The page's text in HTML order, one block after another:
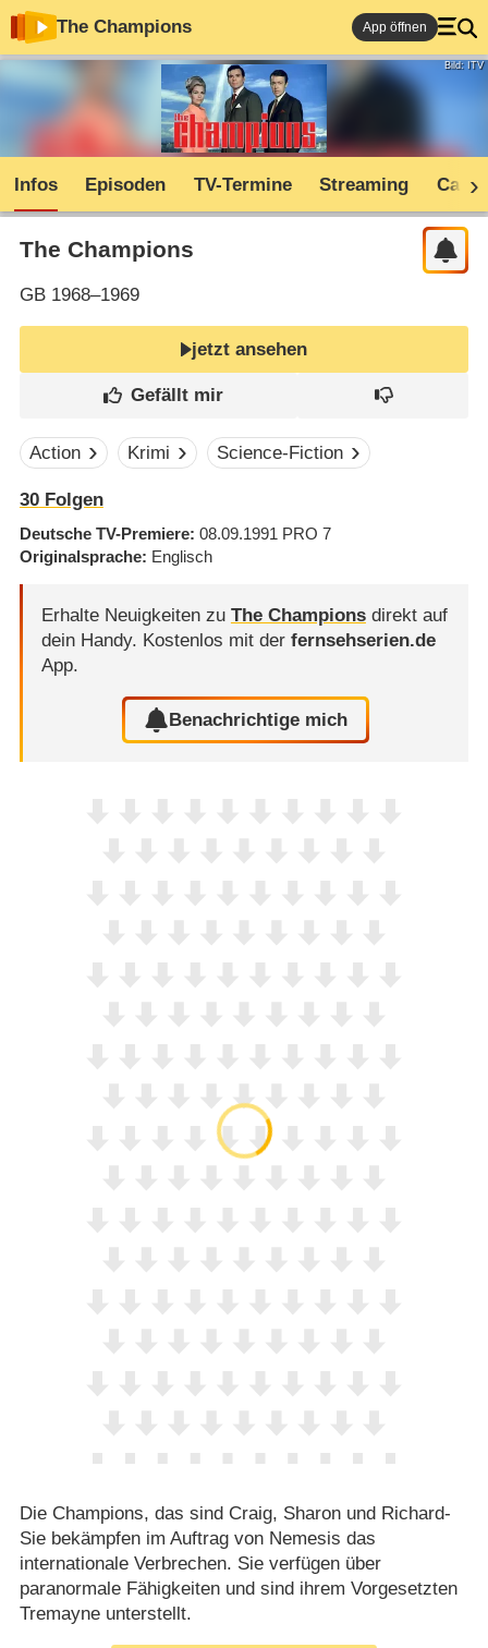
The Champions App öffnen
Bild: ITV
Infos Episoden TV-Termine Streaming Cast
The Champions
GB1968–1969
jetzt ansehen
Action Krimi Science-Fiction
30Folgen
Deutsche TV-Premiere 08.09.1991 PRO 7
Originalsprache Englisch
Erhalte Neuigkeiten zu The Championsdirekt auf
dein Handy. Kostenlos mit der fernsehserien.de
App.
Benachrichtige mich
Die Champions, das sind Craig, Sharon und Richard-
Sie bekämpfen im Auftrag von Nemesis das
internationale Verbrechen. Sie verfügen über
paranormale Fähigkeiten und sind ihrem Vorgesetzten
Tremayne unterstellt.